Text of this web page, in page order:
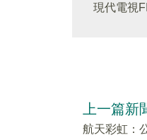
現代電視
上一篇新
航天彩虹：